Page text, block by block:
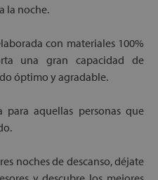
la noche.
con materiales 100%
una gran capacidad de
óptimo y agradable.
aquellas personas que
noches de descanso, déjate